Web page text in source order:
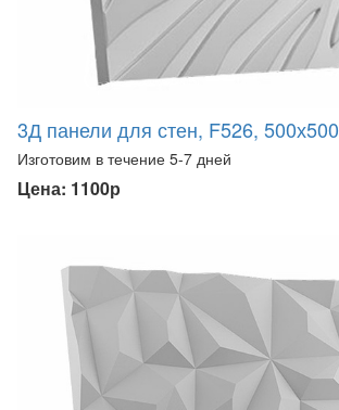
3Д панели для стен, F526, 500х500
Изготовим в течение 5-7 дней
Цена: 1100р